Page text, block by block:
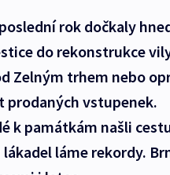
rok dočkaly
do rekonstrukce
Zelným trhem nebo
prodaných vstupenek.
k památkám našli
láme rekordy.